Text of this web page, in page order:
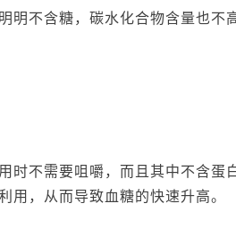
明不含糖，碳水化合物含量也
时不需要咀嚼，而且其中不含蛋
用，从而导致血糖的快速升高。